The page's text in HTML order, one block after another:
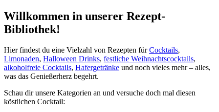
Willkommen in unserer Rezept-
Bibliothek!
Hier findest du eine Vielzahl von Rezepten fürCocktails,
Limonaden, Halloween Drinks, festliche Weihnachtscocktails,
alkoholfreie Cocktails, Hafergetränke und noch vieles mehr – alles,
was das Genießerherz begehrt.
Schau dir unsere Kategorien an und versuche doch mal diesen
köstlichen Cocktail: